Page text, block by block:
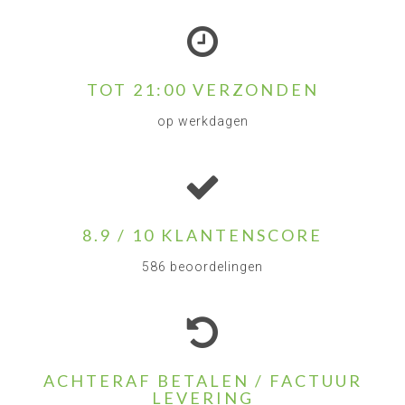
TOT 21:00 VERZONDEN
op werkdagen
8.9 / 10 KLANTENSCORE
586 beoordelingen
ACHTERAF BETALEN / FACTUUR
LEVERING